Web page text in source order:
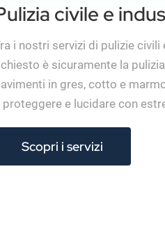
civile e
i nostri servizi di pulizie civili
è sicuramente la
in gres, cotto e
proteggere e lucidare con
Scopri i servizi